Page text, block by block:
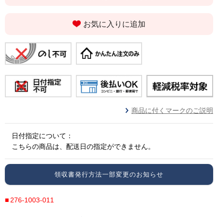
お気に入りに追加
商品に付くマークのご説明
日付指定について：
こちらの商品は、配送日の指定ができません。
領収書発行方法一部変更のお知らせ
276-1003-011